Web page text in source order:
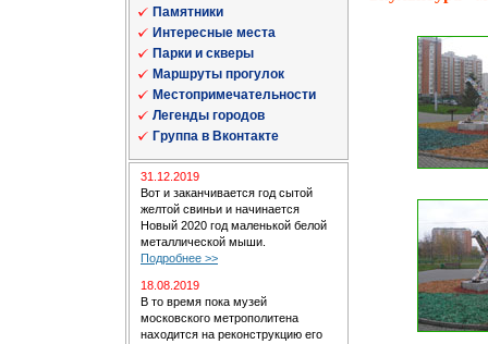
Памятники
Интересные места
Парки и скверы
Маршруты прогулок
Местопримечательности
Легенды городов
Группа в Вконтакте
31.12.2019
Вот и заканчивается год сытой
желтой свиньи и начинается
Новый 2020 год маленькой белой
металлической мыши.
Подробнее >>
18.08.2019
В то время пока музей
московского метрополитена
находится на реконструкцию его